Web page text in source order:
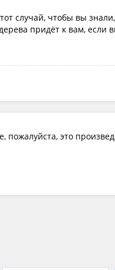
случай, чтобы вы
придёт к вам,
пожалуйста, это